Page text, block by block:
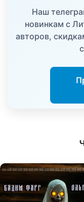
Наш
новинкам с
авторов,